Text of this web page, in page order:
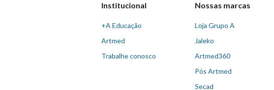
Institucional
+A Educação
Artmed
Trabalhe conosco
Nossas marcas
Loja Grupo A
Jaleko
Artmed360
Pós Artmed
Secad